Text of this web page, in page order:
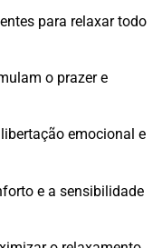
para relaxar todo
o prazer e
emocional e
e a sensibilidade